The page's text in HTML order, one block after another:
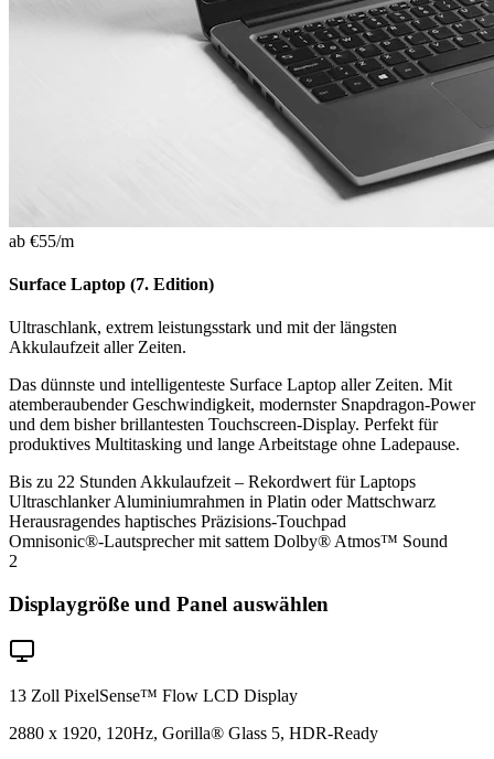
ab €55/m
Surface Laptop (7. Edition)
Ultraschlank, extrem leistungsstark und mit der längsten
Akkulaufzeit aller Zeiten.
Das dünnste und intelligenteste Surface Laptop aller Zeiten. Mit
atemberaubender Geschwindigkeit, modernster Snapdragon-Power
und dem bisher brillantesten Touchscreen-Display. Perfekt für
produktives Multitasking und lange Arbeitstage ohne Ladepause.
Bis zu 22 Stunden Akkulaufzeit – Rekordwert für Laptops
Ultraschlanker Aluminiumrahmen in Platin oder Mattschwarz
Herausragendes haptisches Präzisions-Touchpad
Omnisonic®-Lautsprecher mit sattem Dolby® Atmos™ Sound
2
Displaygröße und Panel auswählen
13 Zoll PixelSense™ Flow LCD Display
2880 x 1920, 120Hz, Gorilla® Glass 5, HDR-Ready